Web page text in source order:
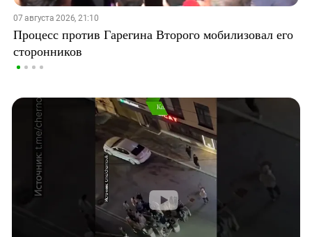
07 августа 2026, 21:10
Процесс против Гарегина Второго мобилизовал его
сторонников